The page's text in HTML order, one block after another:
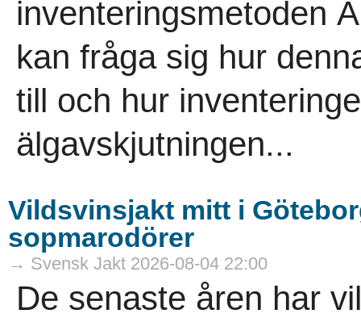
inventeringsmetoden
kan fråga sig hur
till och hur
älgavskjutningen...
Vildsvinsjakt mitt i
sopmarodörer
→ Svensk Jakt 2026-08-04 22:00
De senaste åren har